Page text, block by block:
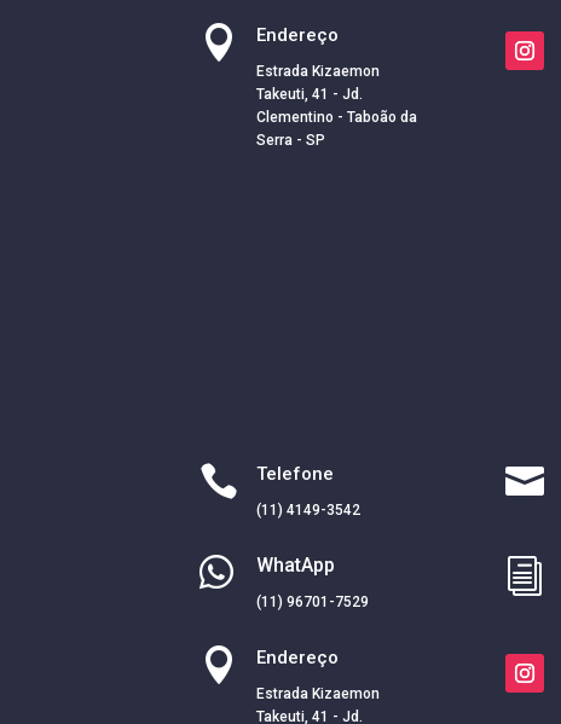
 Endereço
Estrada Kizaemon
Takeuti, 41 - Jd.
Clementino - Taboão da
Serra - SP
 Telefone
(11) 4149-3542
 WhatApp
(11) 96701-7529
 Endereço
Estrada Kizaemon
Takeuti, 41 - Jd.

i